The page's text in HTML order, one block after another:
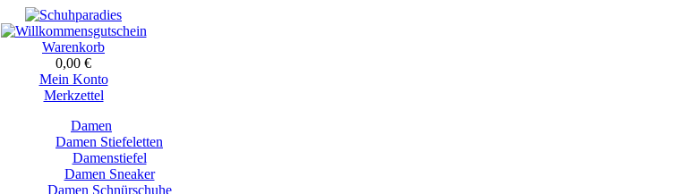
Warenkorb
0,00 €
Mein Konto
Merkzettel
Damen
Damen Stiefeletten
Damenstiefel
Damen Sneaker
Damen Schnürschuhe